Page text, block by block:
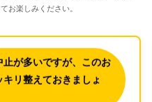
お楽しみください。
が多いですが、このお
リ整えておきましょ